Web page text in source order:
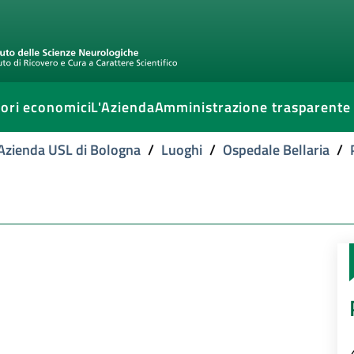
economiciL'AziendaAmministrazione trasparente
USL di Bologna / Luoghi / Ospedale Bellaria /